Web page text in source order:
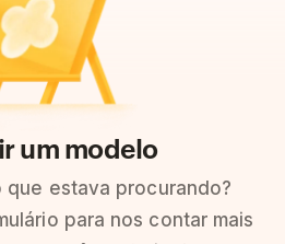
um modelo
que estava procurando?
para nos contar mais